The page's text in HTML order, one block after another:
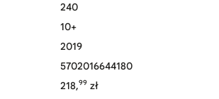
240
10+
2019
5702016644180
218,99 zł